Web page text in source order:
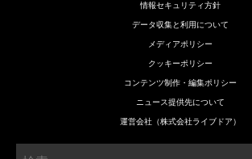
情報セキュリティ方針
データ収集と利用について
メディアポリシー
クッキーポリシー
コンテンツ制作・編集ポリシー
ニュース提供先について
運営会社（株式会社ライブドア）